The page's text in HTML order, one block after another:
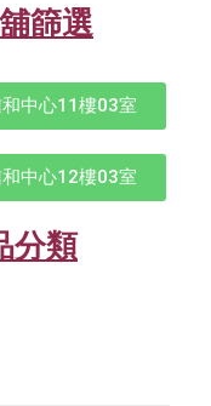
篩選
中心11樓03室
中心12樓03室
分類